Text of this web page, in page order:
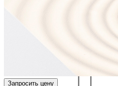
Запросить цену